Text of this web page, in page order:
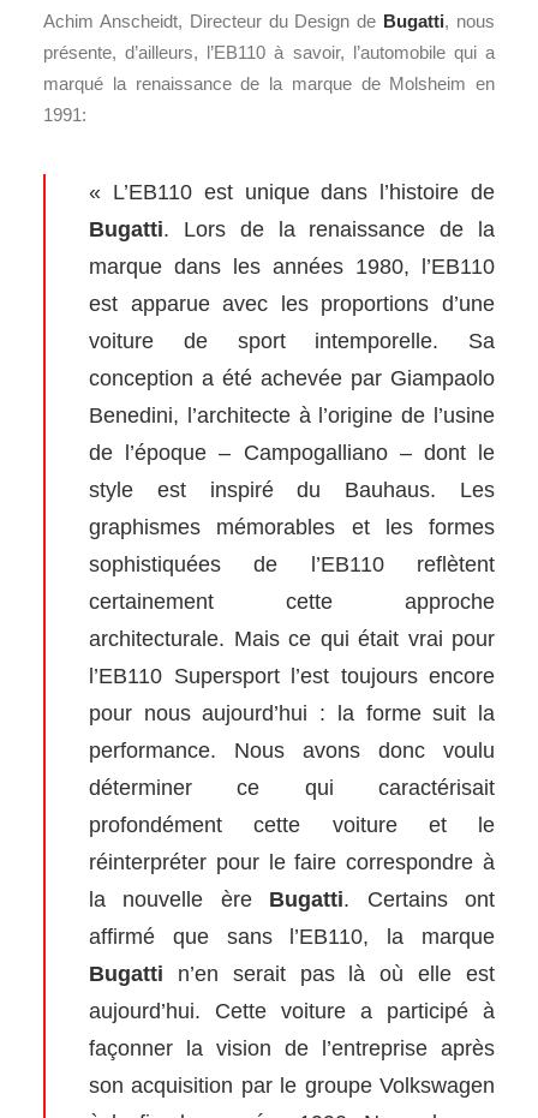
Achim Anscheidt, Directeur du Design de Bugatti, nous
présente, d’ailleurs, l’EB110 à savoir, l’automobile qui a
marqué la renaissance de la marque de Molsheim en
1991:
« L’EB110 est unique dans l’histoire de
Bugatti. Lors de la renaissance de la
marque dans les années 1980, l’EB110
est apparue avec les proportions d’une
voiture de sport intemporelle. Sa
conception a été achevée par Giampaolo
Benedini, l’architecte à l’origine de l’usine
de l’époque – Campogalliano – dont le
style est inspiré du Bauhaus. Les
graphismes mémorables et les formes
sophistiquées de l’EB110 reflètent
certainement cette approche
architecturale. Mais ce qui était vrai pour
l’EB110 Supersport l’est toujours encore
pour nous aujourd’hui : la forme suit la
performance. Nous avons donc voulu
déterminer ce qui caractérisait
profondément cette voiture et le
réinterpréter pour le faire correspondre à
la nouvelle ère Bugatti. Certains ont
affirmé que sans l’EB110, la marque
Bugatti n’en serait pas là où elle est
aujourd’hui. Cette voiture a participé à
façonner la vision de l’entreprise après
son acquisition par le groupe Volkswagen